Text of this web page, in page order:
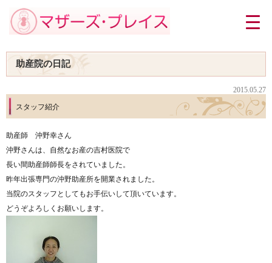
助産院の日記
2015.05.27
スタッフ紹介
助産師 沖野幸さん
沖野さんは、自然なお産の吉村医院で
長い間助産師師長をされていました。
昨年出張専門の沖野助産所を開業されました。
当院のスタッフとしてもお手伝いして頂いています。
どうぞよろしくお願いします。